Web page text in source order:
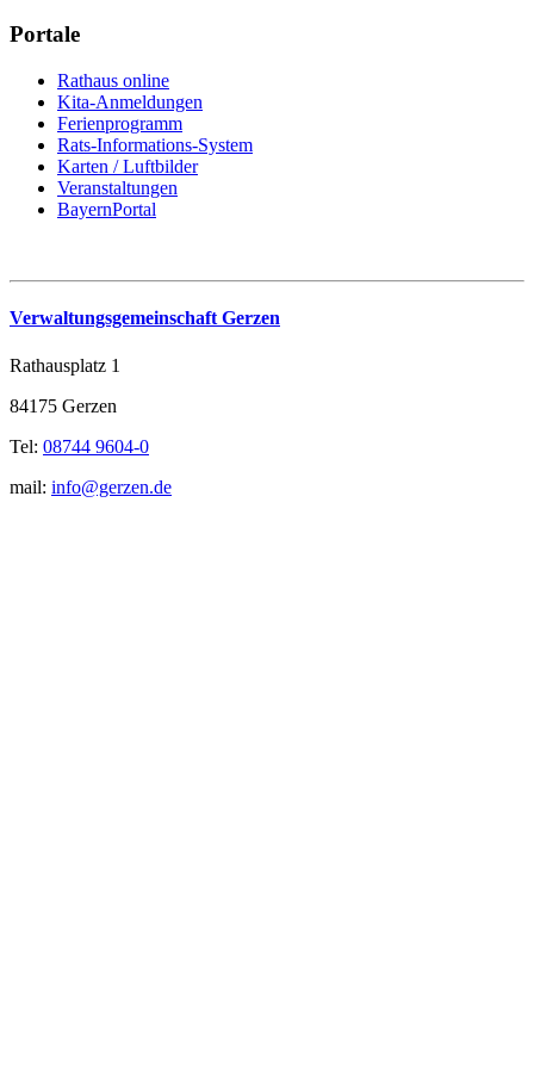
Portale
Rathaus online
Kita-Anmeldungen
Ferienprogramm
Rats-Informations-System
Karten / Luftbilder
Veranstaltungen
BayernPortal
Verwaltungsgemeinschaft Gerzen
Rathausplatz 1
84175 Gerzen
Tel: 08744 9604-0
mail: info@gerzen.de